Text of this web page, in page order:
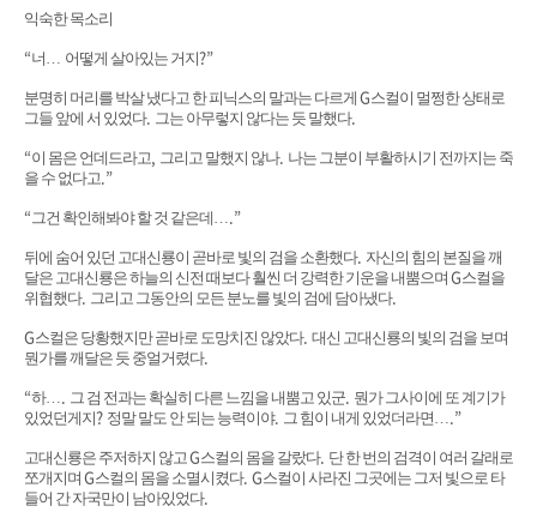
익숙한 목소리
“너… 어떻게 살아있는 거지?”
분명히 머리를 박살 냈다고 한 피닉스의 말과는 다르게 G스컬이 멀쩡한 상태로
그들 앞에 서 있었다. 그는 아무렇지 않다는 듯 말했다.
“이 몸은 언데드라고, 그리고 말했지 않나. 나는 그분이 부활하시기 전까지는 죽
을 수 없다고.”
“그건 확인해봐야 할 것 같은데….”
뒤에 숨어 있던 고대신룡이 곧바로 빛의 검을 소환했다. 자신의 힘의 본질을 깨
달은 고대신룡은 하늘의 신전 때보다 훨씬 더 강력한 기운을 내뿜으며 G스컬을
위협했다. 그리고 그동안의 모든 분노를 빛의 검에 담아냈다.
G스컬은 당황했지만 곧바로 도망치진 않았다. 대신 고대신룡의 빛의 검을 보며
뭔가를 깨달은 듯 중얼거렸다.
“하…. 그 검 전과는 확실히 다른 느낌을 내뿜고 있군. 뭔가 그사이에 또 계기가
있었던게지? 정말 말도 안 되는 능력이야. 그 힘이 내게 있었더라면….”
고대신룡은 주저하지 않고G스컬의 몸을 갈랐다. 단 한 번의 검격이 여러 갈래로
쪼개지며 G스컬의 몸을 소멸시켰다. G스컬이 사라진 그곳에는 그저 빛으로 타
들어 간 자국만이 남아있었다.